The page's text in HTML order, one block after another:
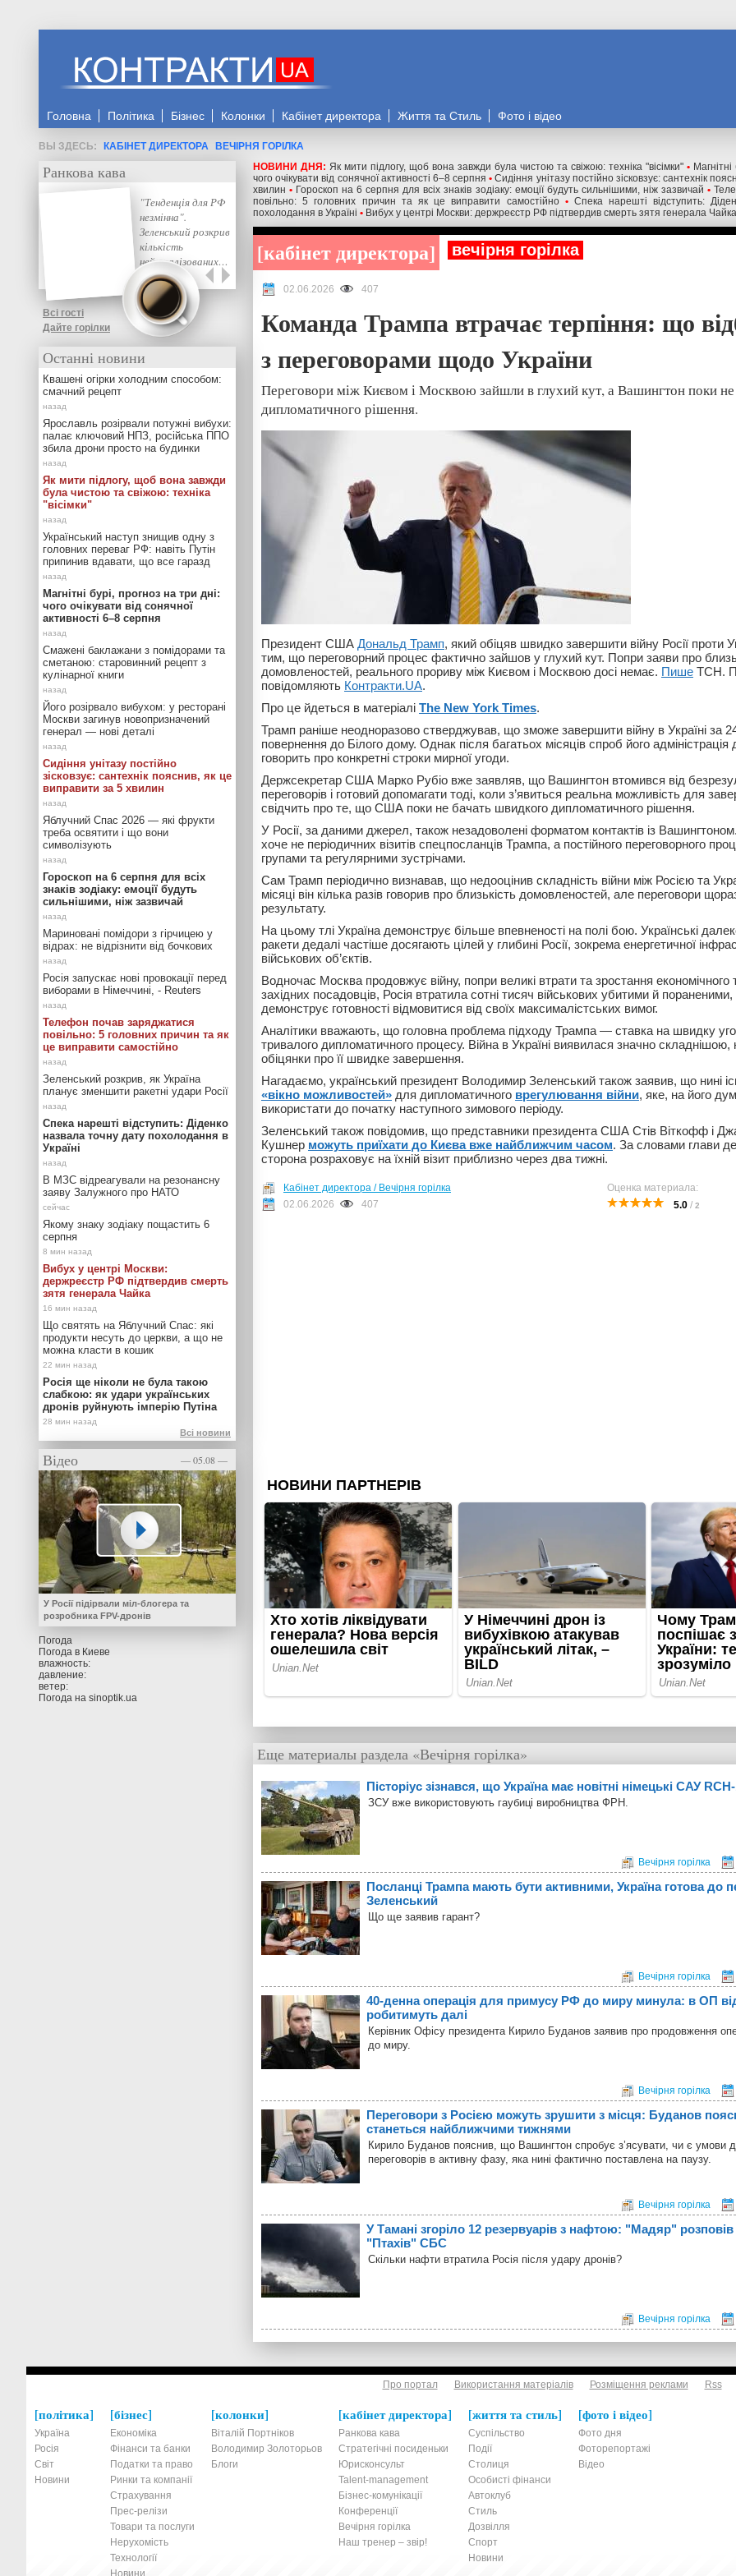
Головна Політика Бізнес Колонки Кабінет директора Життя та Стиль Фото і відео
КАБІНЕТ ДИРЕКТОРА
ВЕЧІРНЯ ГОРІЛКА
НОВИНИ ДНЯ: Як мити підлогу, щоб вона завжди була чистою та свіжою: техніка "вісімки" •
чого очікувати від сонячної активності 6–8 серпня • Сидіння унітазу постійно зісковзує: сантехнік
хвилин • Гороскоп на 6 серпня для всіх знаків зодіаку: емоції будуть сильнішими, ніж зазвичай •
повільно: 5 головних причин та як це виправити самостійно • Спека нарешті відступить:
похолодання в Україні • Вибух у центрі Москви: держреєстр РФ підтвердив смерть зятя генерала Чайка
кабінет директора вечірня горілка
02.06.2026 407
Команда Трампа втрачає терпіння: що
з переговорами щодо України
Переговори між Києвом і Москвою зайшли в глухий кут, а Вашингтон поки
дипломатичного рішення.
Президент США Дональд Трамп, який обіцяв швидко завершити війну Росії проти
тим, що переговорний процес фактично зайшов у глухий кут. Попри заяви про
домовленостей, реального прориву між Києвом і Москвою досі немає. Пише ТСН.
повідомляють Контракти.UA.
Про це йдеться в матеріалі The New York Times.
Трамп раніше неодноразово стверджував, що зможе завершити війну в Україні за
повернення до Білого дому. Однак після багатьох місяців спроб його адміністрація
говорить про конкретні строки мирної угоди.
Держсекретар США Марко Рубіо вже заявляв, що Вашингтон втомився від
переговорів і готовий допомагати тоді, коли з’явиться реальна можливість для
свідчить про те, що США поки не бачать швидкого дипломатичного рішення.
У Росії, за даними джерел, також незадоволені форматом контактів із
хоче не періодичних візитів спецпосланців Трампа, а постійного переговорного
групами та регулярними зустрічами.
Сам Трамп періодично визнавав, що недооцінив складність війни між Росією та
місяці він кілька разів говорив про близькість домовленостей, але переговори
результату.
На цьому тлі Україна демонструє більше впевненості на полі бою. Українські
ракети дедалі частіше досягають цілей у глибині Росії, зокрема енергетичної
військових об’єктів.
Водночас Москва продовжує війну, попри великі втрати та зростання економічного
західних посадовців, Росія втратила сотні тисяч військових убитими й
демонструє готовності відмовитися від своїх максималістських вимог.
Аналітики вважають, що головна проблема підходу Трампа — ставка на швидку
тривалого дипломатичного процесу. Війна в Україні виявилася значно складнішою,
обіцянки про її швидке завершення.
Нагадаємо, український президент Володимир Зеленський також заявив, що нині
«вікно можливостей» для дипломатичного врегулювання війни, яке, на його
використати до початку наступного зимового періоду.
Зеленський також повідомив, що представники президента США Стів Віткофф і
Кушнер можуть приїхати до Києва вже найближчим часом. За словами глави
сторона розраховує на їхній візит приблизно через два тижні.
Оценка материала:
5.0 / 2
Кабінет директора / Вечірня горілка
02.06.2026
407
Еще материалы раздела «Вечірня горілка»
Пісторіус зізнався, що Україна має новітні німецькі САУ
ЗСУ вже використовують гаубиці виробництва ФРН.
Вечірня горілка
Посланці Трампа мають бути активними, Україна готова до
Зеленський
Що ще заявив гарант?
Вечірня горілка
40-денна операція для примусу РФ до миру минула: в ОП
робитимуть далі
Керівник Офісу президента Кирило Буданов заявив про продовження
до миру.
Вечірня горілка
Переговори з Росією можуть зрушити з місця: Буданов
станеться найближчими тижнями
Кирило Буданов пояснив, що Вашингтон спробує з’ясувати, чи є умови
переговорів в активну фазу, яка нині фактично поставлена на паузу.
Вечірня горілка
У Тамані згоріло 12 резервуарів з нафтою: "Мадяр" розповів
"Птахів" СБС
Скільки нафти втратила Росія після удару дронів?
Вечірня горілка
Ранкова кава
"Тенденція для РФ
незмінна".
Зеленський розкрив
кількість
нейтралізованих…
Всі гості
Дайте горілки
Останні новини
Квашені огірки холодним способом:
смачний рецепт
Ярославль розірвали потужні вибухи:
палає ключовий НПЗ, російська ППО
збила дрони просто на будинки
Як мити підлогу, щоб вона завжди
була чистою та свіжою: техніка
"вісімки"
Український наступ знищив одну з
головних переваг РФ: навіть Путін
припинив вдавати, що все гаразд
Магнітні бурі, прогноз на три дні:
чого очікувати від сонячної
активності 6–8 серпня
Смажені баклажани з помідорами та
сметаною: старовинний рецепт з
кулінарної книги
Його розірвало вибухом: у ресторані
Москви загинув новопризначений
генерал — нові деталі
Сидіння унітазу постійно
зісковзує: сантехнік пояснив, як це
виправити за 5 хвилин
Яблучний Спас 2026 — які фрукти
треба освятити і що вони
символізують
Гороскоп на 6 серпня для всіх
знаків зодіаку: емоції будуть
сильнішими, ніж зазвичай
Мариновані помідори з гірчицею у
відрах: не відрізнити від бочкових
Росія запускає нові провокації перед
виборами в Німеччині, - Reuters
Телефон почав заряджатися
повільно: 5 головних причин та як
це виправити самостійно
Зеленський розкрив, як Україна
планує зменшити ракетні удари Росії
Спека нарешті відступить: Діденко
назвала точну дату похолодання в
Україні
В МЗС відреагували на резонансну
заяву Залужного про НАТО
Якому знаку зодіаку пощастить 6
серпня
Вибух у центрі Москви:
держреєстр РФ підтвердив смерть
зятя генерала Чайка
Що святять на Яблучний Спас: які
продукти несуть до церкви, а що не
можна класти в кошик
Росія ще ніколи не була такою
слабкою: як удари українських
дронів руйнують імперію Путіна
Всі новини
Відео — 05.08 —
У Росії підірвали міл-блогера та
розробника FPV-дронів
Погода
Погода в Киеве
влажность:
давление:
ветер:
Погода на sinoptik.ua
Про портал Використання матеріалів Розміщення реклами Rss
політика
Україна
Росія
Світ
Новини
бізнес
Економіка
Фінанси та банки
Податки та право
Ринки та компанії
Страхування
Прес-релізи
Товари та послуги
Нерухомість
Технології
Новини
колонки
Віталій Портніков
Володимир Золоторьов
Блоги
кабінет директора
Ранкова кава
Стратегічні посиденьки
Юрисконсульт
Talent-management
Бізнес-комунікації
Конференції
Вечірня горілка
Наш тренер – звір!
життя та стиль
Суспільство
Події
Столиця
Особисті фінанси
Автоклуб
Стиль
Дозвілля
Спорт
Новини
фото і відео
Фото дня
Фоторепортажі
Відео